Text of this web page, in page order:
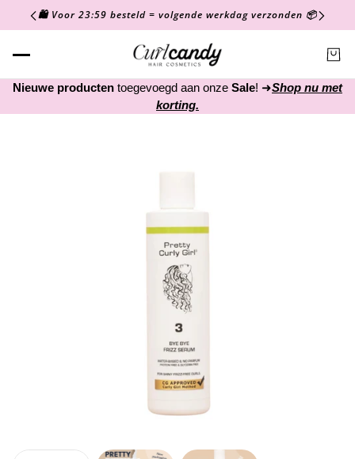
🛍️ Voor 23:59 besteld = volgende werkdag verzonden 📦
Nieuwe producten toegevoegd aan onze Sale! ➜Shop nu met
korting.